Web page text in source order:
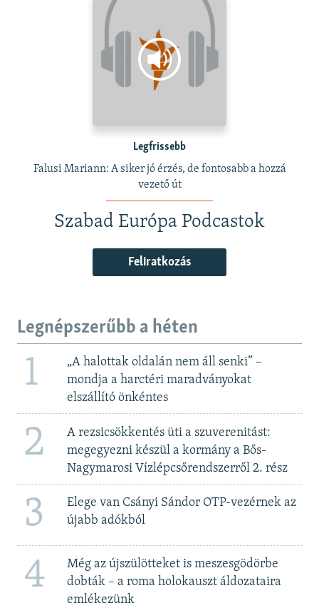
Legfrissebb
Falusi Mariann: A siker jó érzés, de fontosabb a hozzá
vezető út
Szabad Európa Podcastok
Feliratkozás
Legnépszerűbb a héten
1
„A halottak oldalán nem áll senki” –
mondja a harctéri maradványokat
elszállító önkéntes
2
A rezsicsökkentés üti a szuverenitást:
megegyezni készül a kormány a Bős-
Nagymarosi Vízlépcsőrendszerről 2. rész
3
Elege van Csányi Sándor OTP-vezérnek az
újabb adókból
4
Még az újszülötteket is meszesgödörbe
dobták – a roma holokauszt áldozataira
emlékezünk